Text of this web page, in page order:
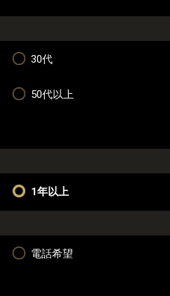
30代
50代以上
1年以上
電話希望